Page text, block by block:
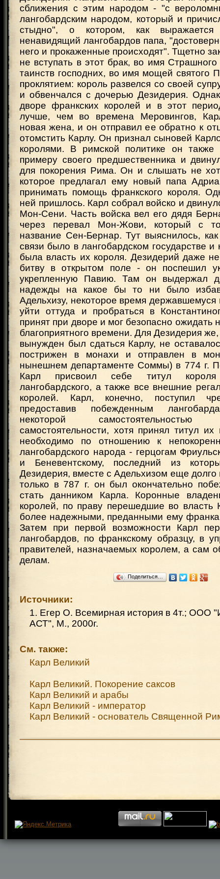
сближения с этим народом - "с
лангобардским народом, который и
стыдно", о котором, как
ненавидящий лангобардов папа,
него и прокаженные происходят". Тщетно
не вступать в этот брак, во имя
таинств господних, во имя мощей святого
проклятием: король развелся со своей
и обвенчался с дочерью Дезидерия.
дворе франкских королей и в этот
лучше, чем во времена Меровингов,
новая жена, и он отправил ее обратно к
отомстить Карлу. Он признал сыновей
королями. В римской политике он также
примеру своего предшественника и
для покорения Рима. Он и слышать не
которое предлагал ему новый папа
принимать помощь франкского короля.
ней пришлось. Карл собрал войско и
Мон-Сени. Часть войска вел его дядя
через перевал Мон-Жови, который с
название Сен-Бернар. Тут выяснилось,
связи было в лангобардском государстве и
была власть их короля. Дезидерий даже
битву в открытом поле - он поспешил
укрепленную Павию. Там он выдержал
надежды на какое бы то ни было
Адельхизу, некоторое время державшемуся
уйти оттуда и пробраться в
принят при дворе и мог безопасно ожидать
благоприятного времени. Для Дезидерия же,
вынужден был сдаться Карлу, не
пострижен в монахи и отправлен в
нынешнем департаменте Соммы) в 774 г.
Карл присвоил себе титул
лангобардского, а также все внешние
королей. Карл, конечно, поступил
предоставив побежденным
некоторой
самостоятельности, хотя принял титул
необходимо по отношению к
лангобардского народа - герцогам
и Беневентскому, последний из
Дезидерия, вместе с Адельхизом еще долго
только в 787 г. он был окончательно
стать данником Карла. Коронные
королей, по праву перешедшие во власть
более надежными, преданными ему
Затем при первой возможности Карл
лангобардов, по франкскому образцу, в
правителей, назначаемых королем, а сам
делам.
Поделиться…
Источники:
1. Егер О. Всемирная история в 4т.; ООО
АСТ", М., 2000г.
См. также:
Карл Великий
Карл Великий. Покорение саксов
Карл Великий и арабы
Карл Великий - император
Карл Великий - основатель Священной